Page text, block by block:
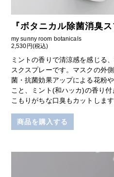
『ボタニカル除菌消臭
my sunny room botanicals
2,530円(税込)
ミントの香りで清涼感を感じる
スクスプレーです。マスクの外
菌・抗菌効果アップによる花粉
こと、ミント(和ハッカ)の香り
こもりがちな口臭もカットします
商品を購入する